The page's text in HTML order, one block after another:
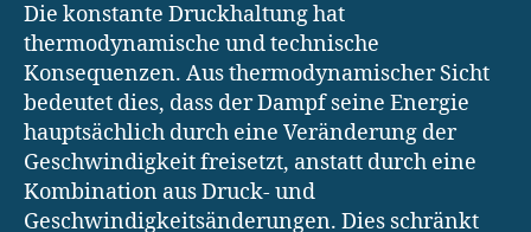
Die konstante Druckhaltung hat
thermodynamische und technische
Konsequenzen. Aus thermodynamischer Sicht
bedeutet dies, dass der Dampf seine Energie
hauptsächlich durch eine Veränderung der
Geschwindigkeit freisetzt, anstatt durch eine
Kombination aus Druck- und
Geschwindigkeitsänderungen. Dies schränkt